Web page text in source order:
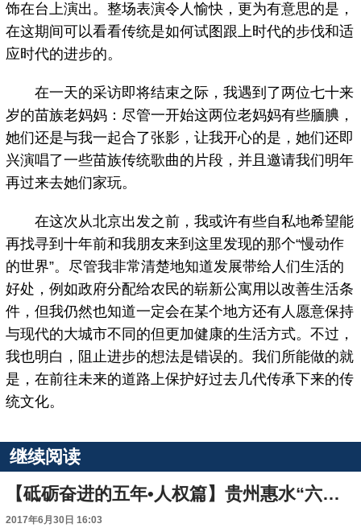
饰在台上演出。整场表演令人愉快，更为有意思的是，
在这期间可以看看传统是如何试图跟上时代的步伐和适
应时代的进步的。
在一天的采访即将结束之际，我遇到了两位七十来
岁的苗族老妈妈：尽管一开始这两位老妈妈有些腼腆，
她们还是与我一起合了张影，让我开心的是，她们还即
兴演唱了一些苗族传统歌曲的片段，并且邀请我们明年
再过来去她们家玩。
在这次从北京出发之前，我或许有些自私地希望能
再找寻到十年前和我朋友来到这里发现的那个“慢动作
的世界”。尽管我非常清楚地知道发展带给人们生活的
好处，例如政府分配给农民的崭新公寓用以改善生活条
件，但我仍然也知道一定会在某个地方还有人愿意保持
与现代的大城市不同的但更加健康的生活方式。不过，
我也明白，阻止进步的想法是错误的。我们所能做的就
是，在前往未来的道路上保护好过去几代传承下来的传
统文化。
继续阅读
【砥砺奋进的五年•人权篇】贵州惠水“六月六”系列活动彰显少数民族非遗魅力
2017年6月30日 16:03